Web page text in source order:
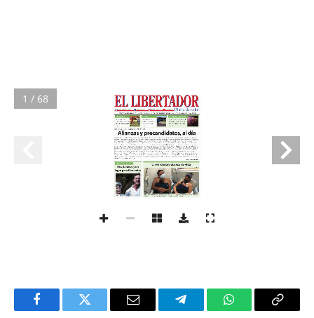
1 / 68
FacebookTwitter Email TelegramWhatsAppCopy